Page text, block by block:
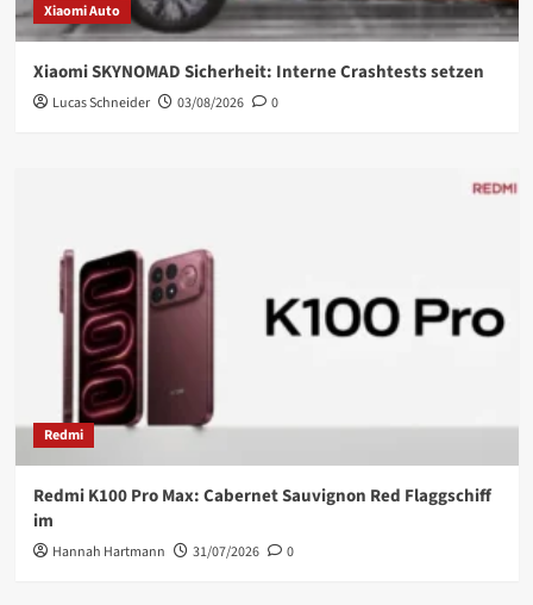
Xiaomi Auto
Xiaomi SKYNOMAD Sicherheit: Interne Crashtests setzen
Lucas Schneider 03/08/2026 0
Redmi
Redmi K100 Pro Max: Cabernet Sauvignon Red Flaggschiff
im
Hannah Hartmann 31/07/2026 0